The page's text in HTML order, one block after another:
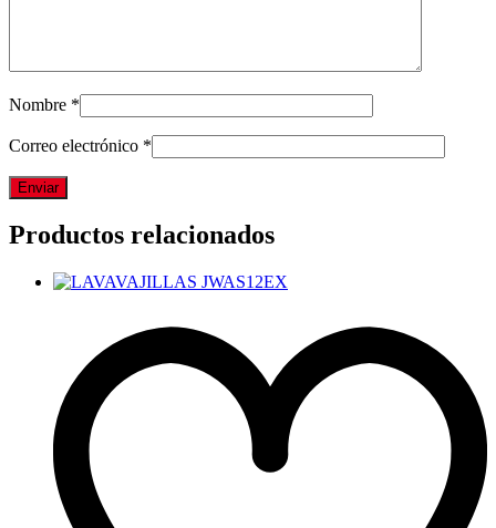
Nombre *
Correo electrónico *
Productos relacionados